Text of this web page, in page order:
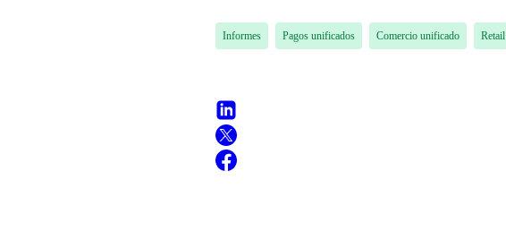
Informes Pagos unificados Comercio unificado Retail